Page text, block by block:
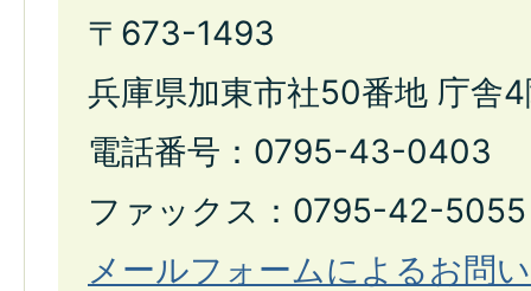
〒673-1493
兵庫県加東市社50番地 庁舎
電話番号：0795-43-0403
ファックス：0795-42-5055
メールフォームによるお問